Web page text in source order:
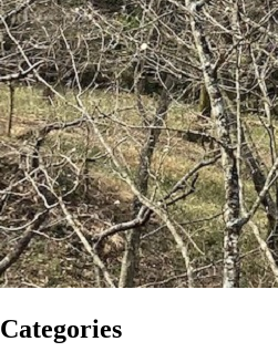
Categories